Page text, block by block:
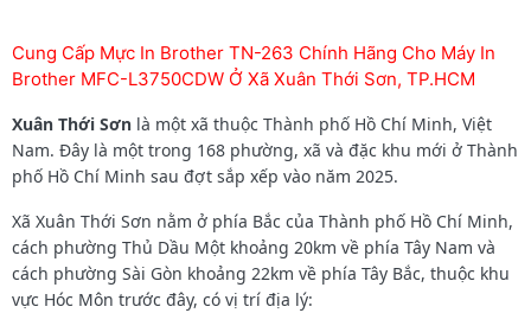
Cung Cấp Mực In Brother TN-263 Chính Hãng Cho Máy In
Brother MFC-L3750CDW Ở Xã Xuân Thới Sơn, TP.HCM
Xuân Thới Sơn là một xã thuộc Thành phố Hồ Chí Minh, Việt
Nam. Đây là một trong 168 phường, xã và đặc khu mới ở Thành
phố Hồ Chí Minh sau đợt sắp xếp vào năm 2025.
Xã Xuân Thới Sơn nằm ở phía Bắc của Thành phố Hồ Chí Minh,
cách phường Thủ Dầu Một khoảng 20km về phía Tây Nam và
cách phường Sài Gòn khoảng 22km về phía Tây Bắc, thuộc khu
vực Hóc Môn trước đây, có vị trí địa lý: